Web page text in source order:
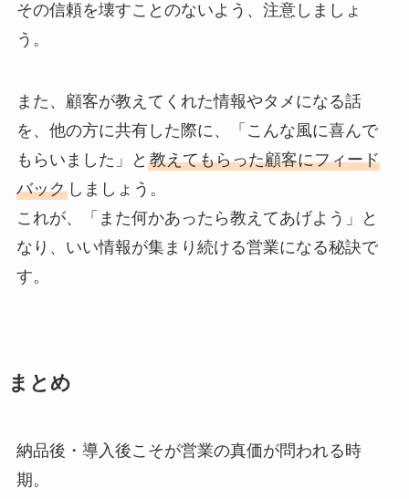
その信頼を壊すことのないよう、注意しましょ
う。
また、顧客が教えてくれた情報やタメになる話
を、他の方に共有した際に、「こんな風に喜んで
もらいました」と 教えてもらった顧客にフィード
バックしましょう。
これが、「また何かあったら教えてあげよう」と
なり、いい情報が集まり続ける営業になる秘訣で
す。
まとめ
納品後・導入後こそが営業の真価が問われる時
期。